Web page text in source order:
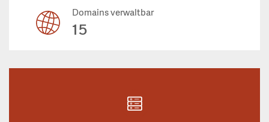
Domains verwaltbar
15